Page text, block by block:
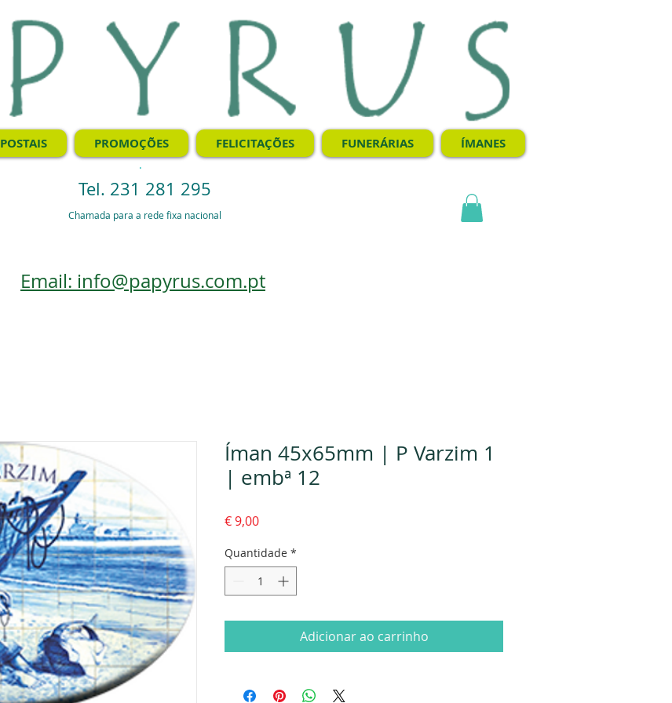
POSTAIS PROMOÇÕES FELICITAÇÕES FUNERÁRIAS ÍMANES
.
Tel. 231 281 295
Chamada para a rede fixa nacional
Email: info@papyrus.com.pt
Íman 45x65mm | P Varzim 1
| embª 12
€ 9,00Preço
Quantidade *
Adicionar ao carrinho